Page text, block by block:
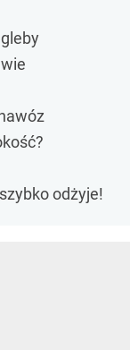
odżyje!